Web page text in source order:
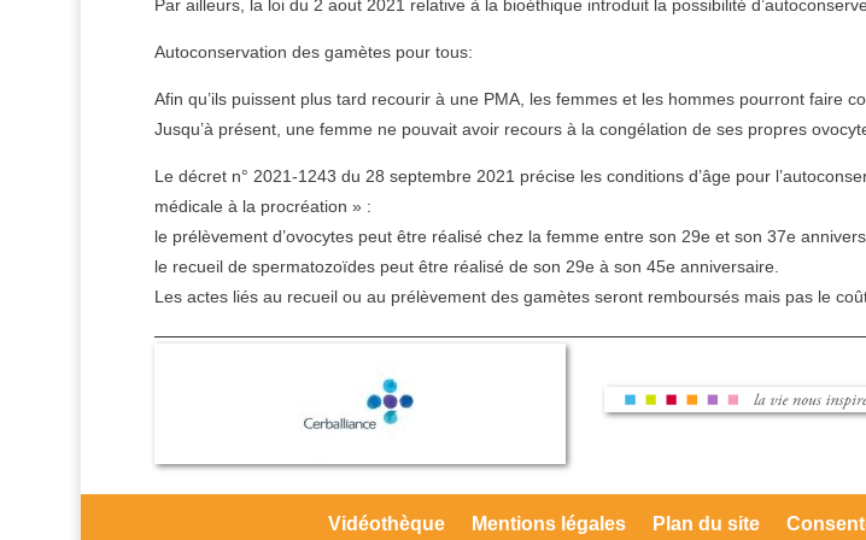
Par ailleurs, la loi du 2 aout 2021 relative à la bioéthique introduit la possibilité
Autoconservation des gamètes pour tous:
Afin qu’ils puissent plus tard recourir à une PMA, les femmes et les hommes pourront faire
Jusqu’à présent, une femme ne pouvait avoir recours à la congélation de ses propres
Le décret n° 2021-1243 du 28 septembre 2021 précise les conditions d’âge pour
médicale à la procréation » :
le prélèvement d’ovocytes peut être réalisé chez la femme entre son 29e et son 37e
le recueil de spermatozoïdes peut être réalisé de son 29e à son 45e anniversaire.
Les actes liés au recueil ou au prélèvement des gamètes seront remboursés mais pas le
Vidéothèque Mentions légales Plan du site